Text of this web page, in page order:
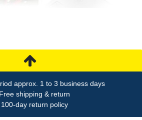
approx. 1 to 3 business days
Free shipping & return
100-day return policy